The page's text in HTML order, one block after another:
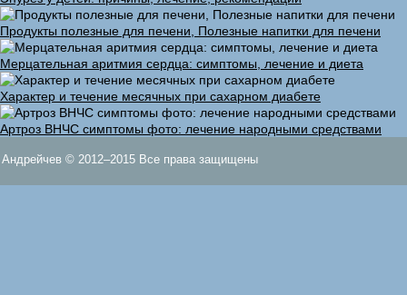
Продукты полезные для печени, Полезные напитки для печени
Мерцательная аритмия сердца: симптомы, лечение и диета
Характер и течение месячных при сахарном диабете
Артроз ВНЧС симптомы фото: лечение народными средствами
Андрейчев © 2012–2015 Все права защищены